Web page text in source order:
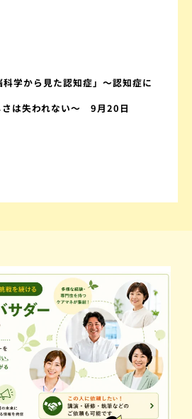
学から見た認知症」～認知症に
さは失われない～ 9月20日